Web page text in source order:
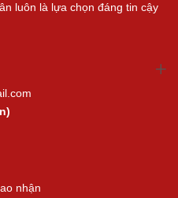
luôn là lựa chọn đáng tin cậy
nhận